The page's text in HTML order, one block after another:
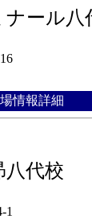
ナール八
情報詳細
八代校
1